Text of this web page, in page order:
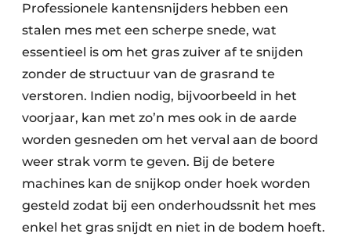
Professionele kantensnijders hebben een
stalen mes met een scherpe snede, wat
essentieel is om het gras zuiver af te snijden
zonder de structuur van de grasrand te
verstoren. Indien nodig, bijvoorbeeld in het
voorjaar, kan met zo’n mes ook in de aarde
worden gesneden om het verval aan de boord
weer strak vorm te geven. Bij de betere
machines kan de snijkop onder hoek worden
gesteld zodat bij een onderhoudssnit het mes
enkel het gras snijdt en niet in de bodem hoeft.